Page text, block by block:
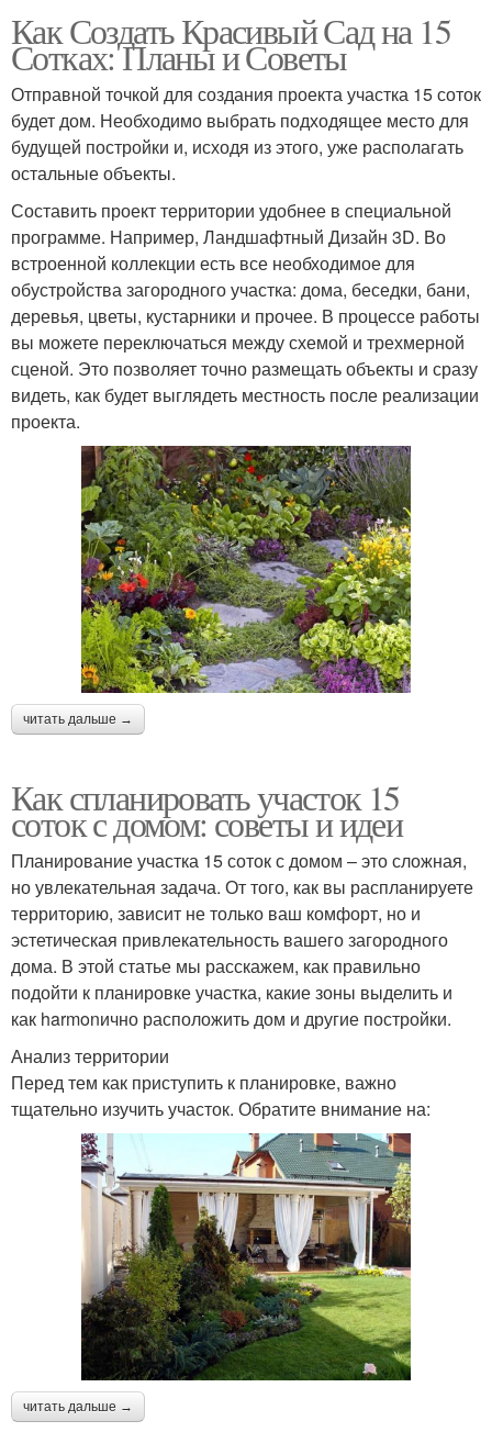
Как Создать Красивый Сад на 15
Сотках: Планы и Советы
Отправной точкой для создания проекта участка 15 соток
будет дом. Необходимо выбрать подходящее место для
будущей постройки и, исходя из этого, уже располагать
остальные объекты.
Составить проект территории удобнее в специальной
программе. Например, Ландшафтный Дизайн 3D. Во
встроенной коллекции есть все необходимое для
обустройства загородного участка: дома, беседки, бани,
деревья, цветы, кустарники и прочее. В процессе работы
вы можете переключаться между схемой и трехмерной
сценой. Это позволяет точно размещать объекты и сразу
видеть, как будет выглядеть местность после реализации
проекта.
читать дальше →
Как спланировать участок 15
соток с домом: советы и идеи
Планирование участка 15 соток с домом – это сложная,
но увлекательная задача. От того, как вы распланируете
территорию, зависит не только ваш комфорт, но и
эстетическая привлекательность вашего загородного
дома. В этой статье мы расскажем, как правильно
подойти к планировке участка, какие зоны выделить и
как harmonично расположить дом и другие постройки.
Анализ территории
Перед тем как приступить к планировке, важно
тщательно изучить участок. Обратите внимание на:
читать дальше →